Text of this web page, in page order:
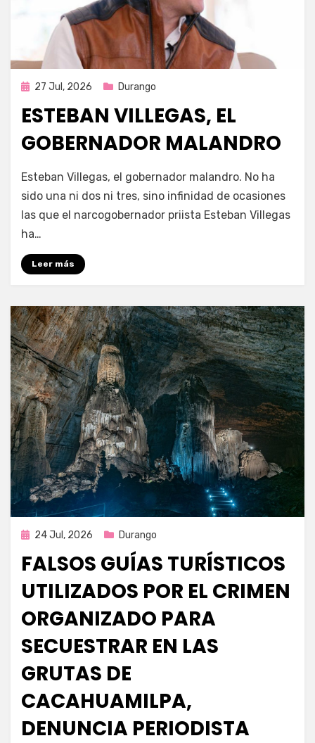
Publicada
27 Jul, 2026 Durango
ESTEBAN VILLEGAS, EL
GOBERNADOR MALANDRO
por Fernando Miranda Servín
Esteban Villegas, el gobernador malandro. No ha
sido una ni dos ni tres, sino infinidad de ocasiones
las que el narcogobernador priista Esteban Villegas
ha…
Leer más
Publicada
24 Jul, 2026 Durango
FALSOS GUÍAS TURÍSTICOS
UTILIZADOS POR EL CRIMEN
ORGANIZADO PARA
SECUESTRAR EN LAS
GRUTAS DE
CACAHUAMILPA,
DENUNCIA PERIODISTA